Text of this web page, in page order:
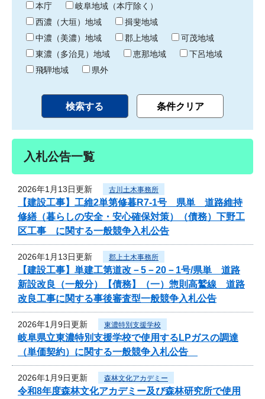
わ
り
本庁
岐阜地域（本庁除く）
西濃（大垣）地域
揖斐地域
中濃（美濃）地域
郡上地域
可茂地域
東濃（多治見）地域
恵那地域
下呂地域
飛騨地域
県外
入札公告一覧
2026年1月13日更新 古川土木事務所
【建設工事】工維2単第修暮R7-1号 県単 道路維持
修繕（暮らしの安全・安心確保対策）（債務）下野工
区工事 に関する一般競争入札公告
2026年1月13日更新 郡上土木事務所
【建設工事】単建工第道改－5－20－1号/県単 道路
新設改良（一般分）【債務】（一）惣則高鷲線 道路
改良工事に関する事後審査型一般競争入札公告
2026年1月9日更新 東濃特別支援学校
岐阜県立東濃特別支援学校で使用するLPガスの調達
（単価契約）に関する一般競争入札公告
2026年1月9日更新 森林文化アカデミー
令和8年度森林文化アカデミー及び森林研究所で使用